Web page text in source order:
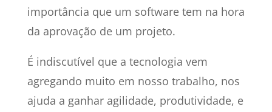
importância que um software tem na hora
da aprovação de um projeto.
É indiscutível que a tecnologia vem
agregando muito em nosso trabalho, nos
ajuda a ganhar agilidade, produtividade, e